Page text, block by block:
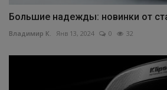
Большие надежды: новинки от
Владимир К. Янв 13, 2024 0 32